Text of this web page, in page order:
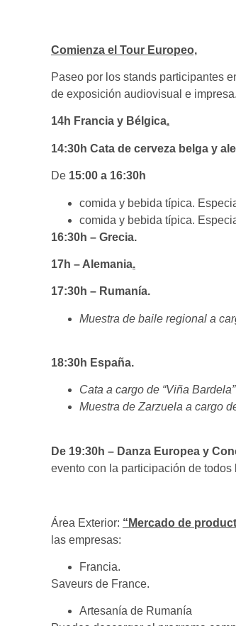
Comienza el Tour Europeo,
Paseo por los stands participantes
de exposición audiovisual e
14h Francia y Bélgica.
14:30h Cata de cerveza belga y
De 15:00 a 16:30h
comida y bebida típica.
comida y bebida típica.
16:30h – Grecia.
17h – Alemania.
17:30h – Rumanía.
Muestra de baile regional a
18:30h España.
Cata a cargo de “Viña Bardela”
Muestra de Zarzuela a cargo
De 19:30h – Danza Europea y
evento con la participación de todos
Área Exterior: “Mercado de
las empresas:
Francia.
Saveurs de France.
Artesanía de Rumanía